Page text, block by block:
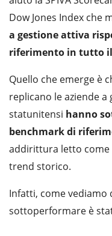
Dow Jones Index che
a gestione attiva
riferimento in tutto
Quello che emerge è
replicano le aziende a
statunitensi hanno
benchmark di
addirittura letto come
trend storico.
Infatti, come vediamo
sottoperformare è